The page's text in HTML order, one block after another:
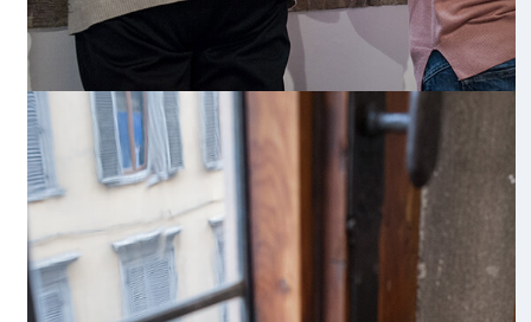
A più voci durante la mostraBill Viola.
marzo – 23 luglio 2017) Foto: Simone
Il primo progetto di accessibilità sviluppato dalla
Strozzi è stato A più voci , dedicato alle persone che
e a chi si prende cura di loro (familiari o carer professionali).
occasione della mostra
Bill Viola. Rinascimento elettronico
riflettuto sul significato di “stare chiusi” e “uscire fuori”
Cristina Pancini con il progetto
che partiva
due opere esposte a Palazzo Strozzi: l’installazione video
di Bill Viola e la predella della tavola trecentesca di Andrea
Caterina da Siena fra beate domenicane
entrambe
reclusione e della relazione col mondo esterno